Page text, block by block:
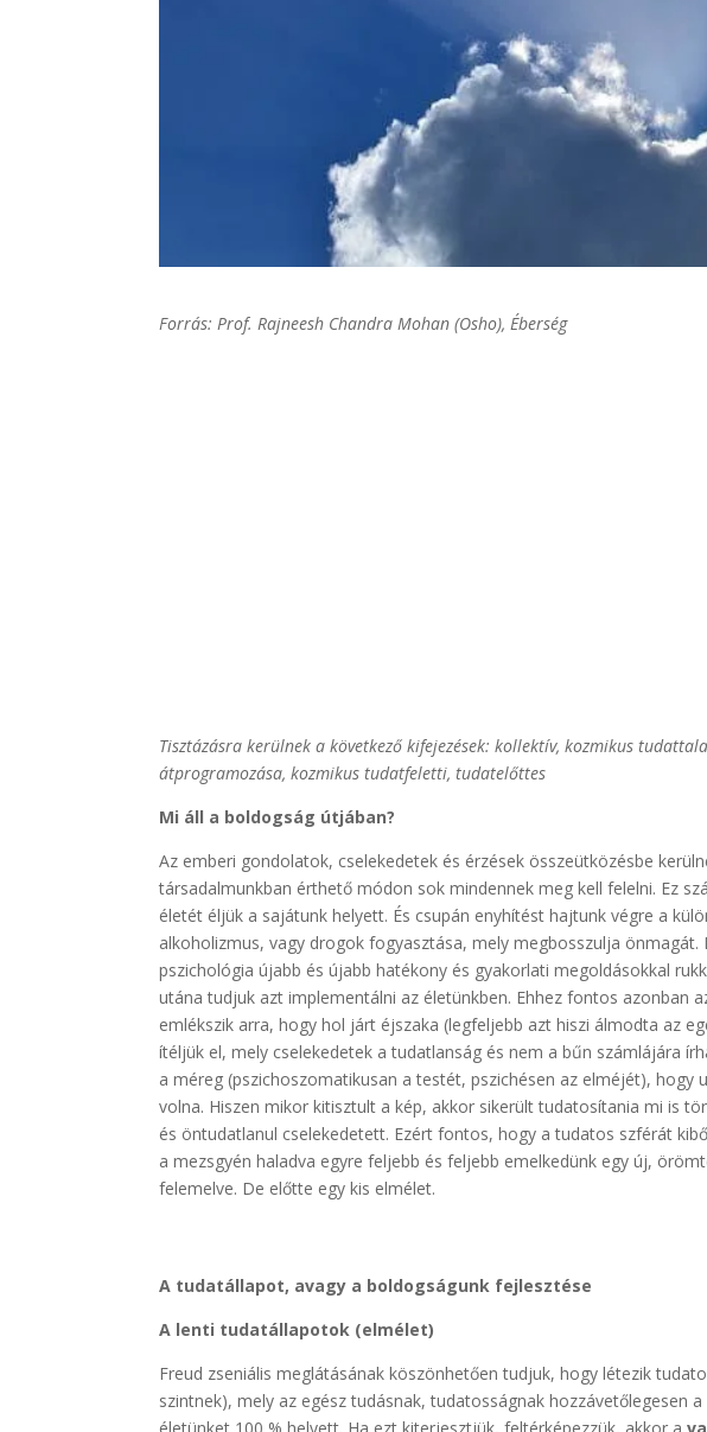
Forrás:Prof. Rajneesh Chandra Mohan (Osho), Éberség
Tisztázásra kerülnek a következő kifejezések: kollektív, kozmikus
átprogramozása, kozmikus tudatfeletti, tudatelőttes
Mi áll a boldogság útjában?
Az emberi gondolatok, cselekedetek és érzések összeütközésbe
társadalmunkban érthető módon sok mindennek meg kell felelni. Ez
életét éljük a sajátunk helyett. És csupán enyhítést hajtunk végre a
alkoholizmus, vagy drogok fogyasztása, mely megbosszulja
pszichológia újabb és újabb hatékony és gyakorlati megoldásokkal
utána tudjuk azt implementálni az életünkben. Ehhez fontos azonban
emlékszik arra, hogy hol járt éjszaka (legfeljebb azt hiszi álmodta az
ítéljük el, mely cselekedetek a tudatlanság és nem a bűn számlájára
a méreg (pszichoszomatikusan a testét, pszichésen az elméjét),
volna. Hiszen mikor kitisztult a kép, akkor sikerült tudatosítania mi is
és öntudatlanul cselekedetett. Ezért fontos, hogy a tudatos szférát
a mezsgyén haladva egyre feljebb és feljebb emelkedünk egy új,
felemelve. De előtte egy kis elmélet.
A tudatállapot, avagy a boldogságunk fejlesztése
A lenti tudatállapotok (elmélet)
Freud zseniális meglátásának köszönhetően tudjuk, hogy létezik
szintnek), mely az egész tudásnak, tudatosságnak hozzávetőlegesen